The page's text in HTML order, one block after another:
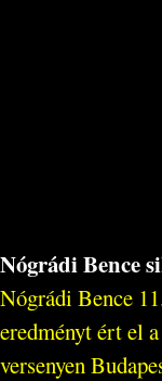
Nógrádi Bence
Nógrádi Bence
eredményt ért el
versenyen